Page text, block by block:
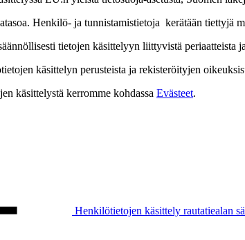
Henkilö- ja tunnistamistietoja kerätään tiettyjä
tietojen käsittelyyn liittyvistä periaatteista
käsittelyn perusteista ja rekisteröityjen
käsittelystä kerromme kohdassa Evästeet.
Henkilötietojen käsittely rautatiealan